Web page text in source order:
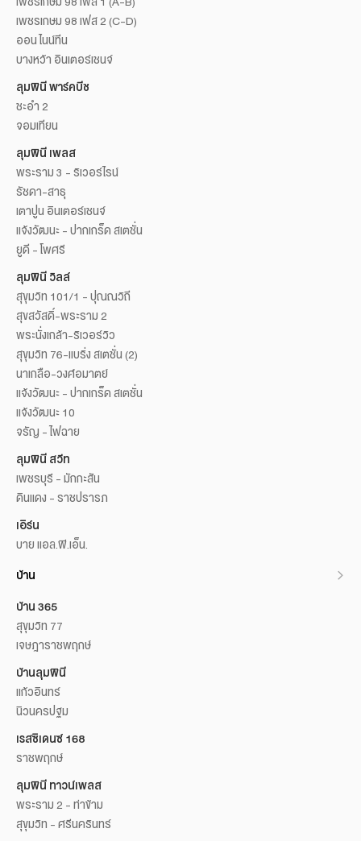
เพชรเกษม 98 เฟส 2 (C-D)
ออน ไนน์ทีน
บางหว้า อินเตอร์เชนจ์
ลุมพินี พาร์คบีช
ชะอำ 2
จอมเทียน
ลุมพินี เพลส
พระราม 3 - ริเวอร์ไรน์
รัชดา-สาธุ
เตาปูน อินเตอร์เชนจ์
แจ้งวัฒนะ - ปากเกร็ด สเตชั่น
ยูดี - โพศรี
ลุมพินี วิลล์
สุขุมวิท 101/1 - ปุณณวิถี
สุขสวัสดิ์-พระราม 2
พระนั่งเกล้า-ริเวอร์วิว
สุขุมวิท 76-แบริ่ง สเตชั่น (2)
นาเกลือ-วงศ์อมาตย์
แจ้งวัฒนะ - ปากเกร็ด สเตชั่น
แจ้งวัฒนะ 10
จรัญ - ไฟฉาย
ลุมพินี สวีท
เพชรบุรี - มักกะสัน
ดินแดง - ราชปรารภ
เอิร์น
บาย แอล.พี.เอ็น.
บ้าน
บ้าน 365
สุขุมวิท 77
เจษฎาราชพฤกษ์
บ้านลุมพินี
แก้วอินทร์
นิวนครปฐม
เรสซิเดนซ์ 168
ราชพฤกษ์
ลุมพินี ทาวน์เพลส
พระราม 2 - ท่าข้าม
สุขุมวิท - ศรีนครินทร์